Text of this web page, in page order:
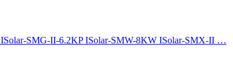
SMG-II-6.2KP ISolar-SMW-8KW ISolar-SMX-II …